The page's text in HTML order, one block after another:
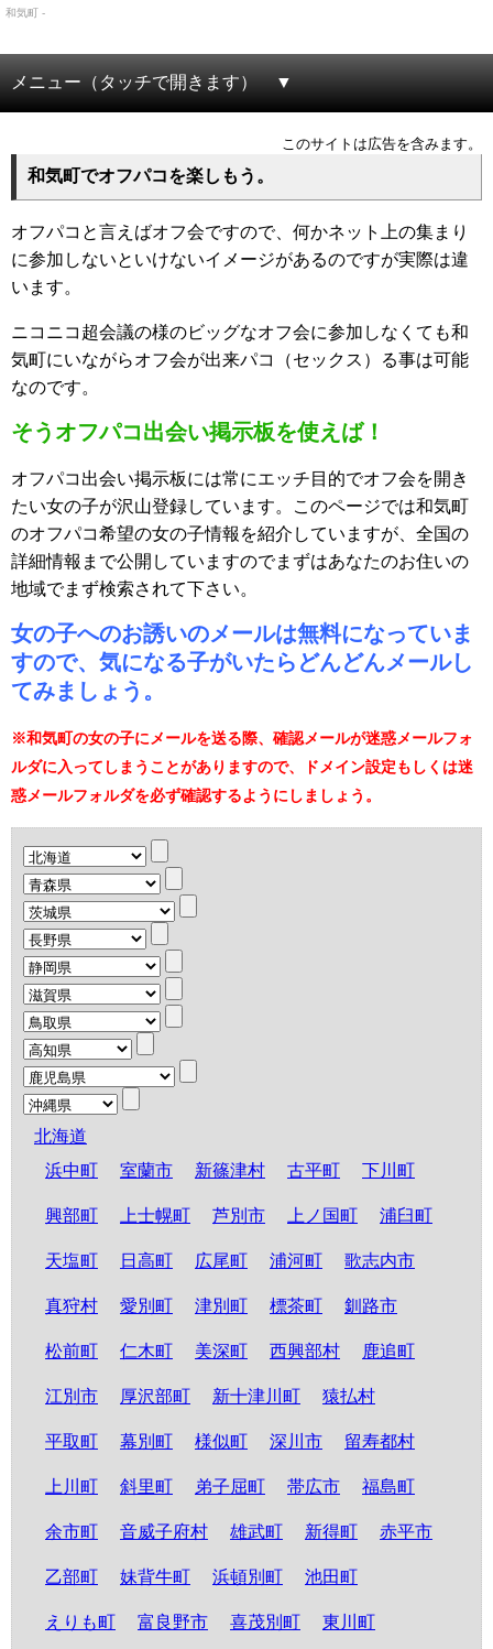
和気町 -
メニュー（タッチで開きます）
このサイトは広告を含みます。
和気町でオフパコを楽しもう。
オフパコと言えばオフ会ですので、何かネット上の集まり
に参加しないといけないイメージがあるのですが実際は違
います。
ニコニコ超会議の様のビッグなオフ会に参加しなくても和
気町にいながらオフ会が出来パコ（セックス）る事は可能
なのです。
そうオフパコ出会い掲示板を使えば！
オフパコ出会い掲示板には常にエッチ目的でオフ会を開き
たい女の子が沢山登録しています。このページでは和気町
のオフパコ希望の女の子情報を紹介していますが、全国の
詳細情報まで公開していますのでまずはあなたのお住いの
地域でまず検索されて下さい。
女の子へのお誘いのメールは無料になっていま
すので、気になる子がいたらどんどんメールし
てみましょう。
※和気町の女の子にメールを送る際、確認メールが迷惑メールフォ
ルダに入ってしまうことがありますので、ドメイン設定もしくは迷
惑メールフォルダを必ず確認するようにしましょう。
北海道
浜中町
室蘭市 新篠津村 古平町 下川町
興部町 上士幌町 芦別市 上ノ国町 浦臼町
天塩町 日高町 広尾町 浦河町 歌志内市
真狩村 愛別町 津別町 標茶町 釧路市
松前町 仁木町 美深町 西興部村 鹿追町
江別市 厚沢部町 新十津川町 猿払村
平取町 幕別町 様似町 深川市 留寿都村
上川町 斜里町 弟子屈町 帯広市 福島町
余市町 音威子府村 雄武町 新得町 赤平市
乙部町 妹背牛町 浜頓別町 池田町
えりも町 富良野市 喜茂別町 東川町